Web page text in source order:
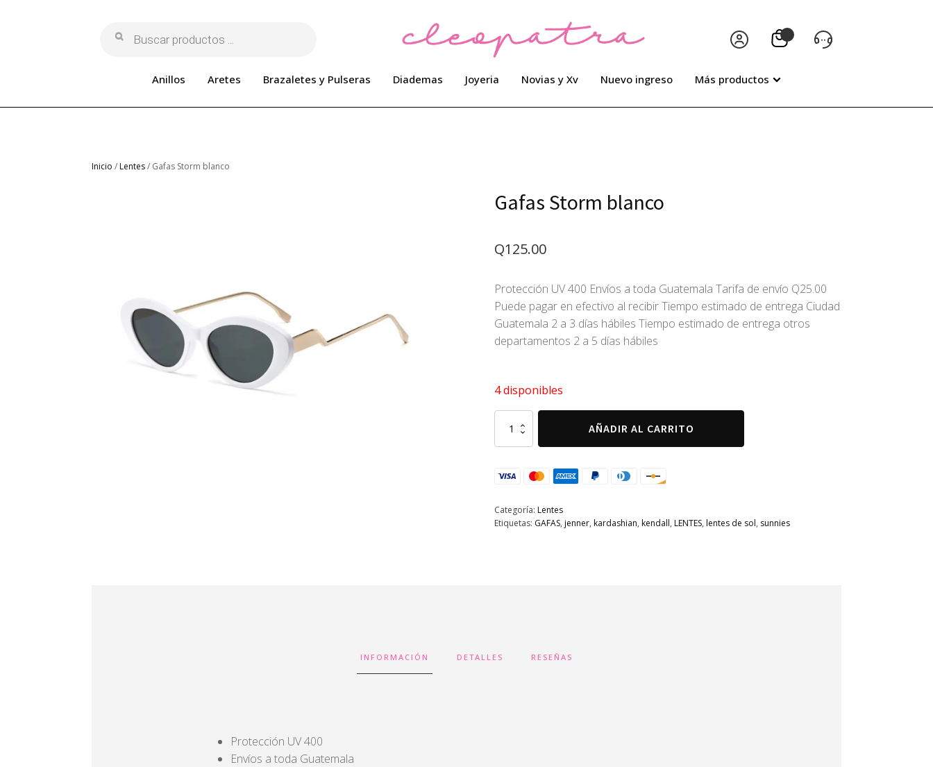
Búsqueda
Anillos Aretes Brazaletes y Pulseras Diademas Joyeria Novias y Xv Nuevo ingreso Más productos
Inicio / Lentes/ Gafas Storm blanco
Gafas Storm blanco
Q125.00
Protección UV 400 Envíos a toda Guatemala Tarifa de envío Q25.00
Puede pagar en efectivo al recibir Tiempo estimado de entrega Ciudad
Guatemala 2 a 3 días hábiles Tiempo estimado de entrega otros
departamentos 2 a 5 días hábiles
4 disponibles
Storm
blanco
AÑADIR AL CARRITO
Categoría: Lentes
Etiquetas: GAFAS, jenner, kardashian, kendall, LENTES, lentes de sol, sunnies
INFORMACIÓN DETALLES RESEÑAS
Protección UV 400
Envíos a toda Guatemala